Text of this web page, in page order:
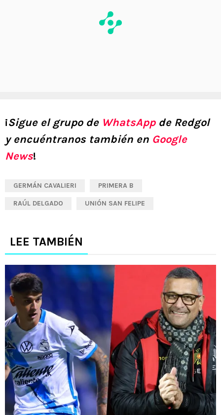
¡Sigue el grupo de WhatsAppde Redgol
y encuéntranos también en Google
News!
GERMÁN CAVALIERI PRIMERA B
RAÚL DELGADO UNIÓN SAN FELIPE
LEE TAMBIÉN